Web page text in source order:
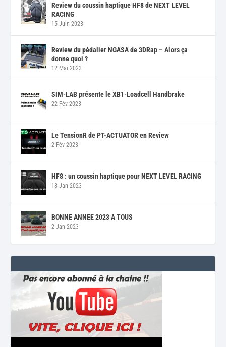
Review du coussin haptique HF8 de NEXT LEVEL
RACING
15 Juin 2023
Review du pédalier NGASA de 3DRap – Alors ça
donne quoi ?
12 Mai 2023
SIM-LAB présente le XB1-Loadcell Handbrake
22 Fév 2023
Le TensionR de PT-ACTUATOR en Review
2 Fév 2023
HF8 : un coussin haptique pour NEXT LEVEL RACING
18 Jan 2023
BONNE ANNEE 2023 A TOUS
2 Jan 2023